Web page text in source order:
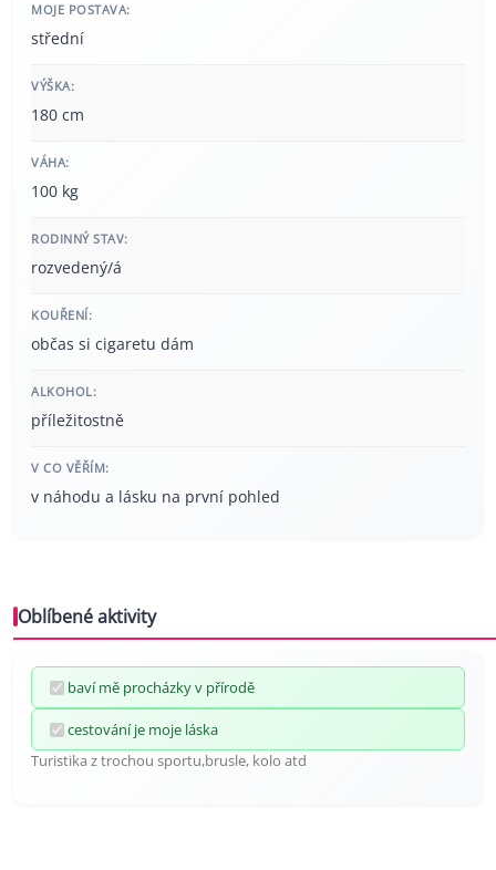
MOJE POSTAVA:
střední
VÝŠKA:
180 cm
VÁHA:
100 kg
RODINNÝ STAV:
rozvedený/á
KOUŘENÍ:
občas si cigaretu dám
ALKOHOL:
příležitostně
V CO VĚŘÍM:
v náhodu a lásku na první pohled
Oblíbené aktivity
baví mě procházky v přírodě
cestování je moje láska
Turistika z trochou sportu,brusle, kolo atd